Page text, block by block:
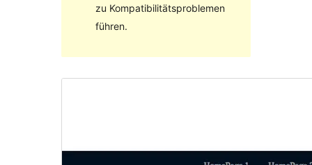
zu Kompatibilitätsproblemen
führen.